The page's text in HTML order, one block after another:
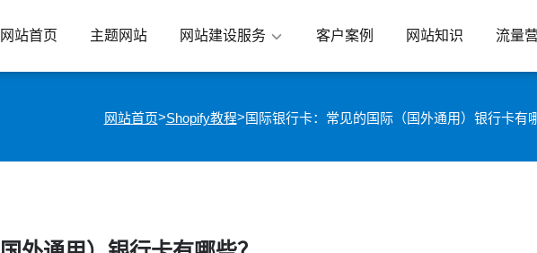
网站首页 主题网站 网站建设服务 客户案例 网站知识 流量
网站首页>Shopify教程>国际银行卡：常见的国际（国外通用）银行卡有